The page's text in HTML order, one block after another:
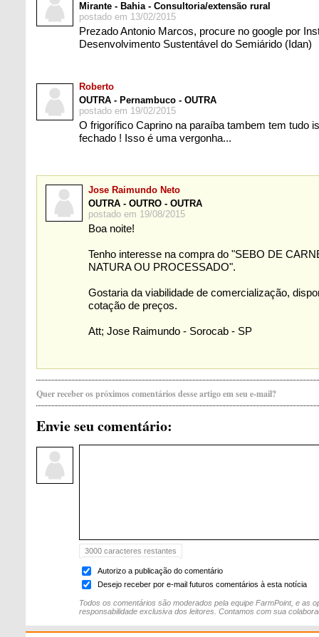
Mirante - Bahia - Consultoria/extensão rural
postado em 13/02/2015
Prezado Antonio Marcos, procure no google por
Desenvolvimento Sustentável do Semiárido (Idan)
Roberto
OUTRA - Pernambuco - OUTRA
postado em 19/02/2015
O frigorífico Caprino na paraíba tambem tem tudo
fechado ! Isso é uma vergonha...
Jose Raimundo Neto
OUTRA - OUTRO - OUTRA
postado em 19/08/2015
Boa noite!
Tenho interesse na compra do "SEBO DE
NATURA OU PROCESSADO".
Gostaria da viabilidade de comercialização,
cotação de preços.
Att; Jose Raimundo - Sorocab - SP
Quer receber os próximos comentários desse artigo em seu e-mail?
Envie seu comentário:
3000 caracteres restantes
Autorizo a publicação do comentário
Desejo receber por e-mail futuros comentários à esta notícia
Todos os comentários são moderados pela equipe FarmPoint, e as
responsabilidade exclusiva dos leitores. Contamos com sua